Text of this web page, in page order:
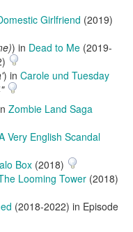
Girlfriend (2019)
) in Dead to Me (2019-
) in Carole und Tuesday
Zombie Land Saga
Very English Scandal
Box (2018)
Looming Tower (2018)
(2018-2022) in Episode